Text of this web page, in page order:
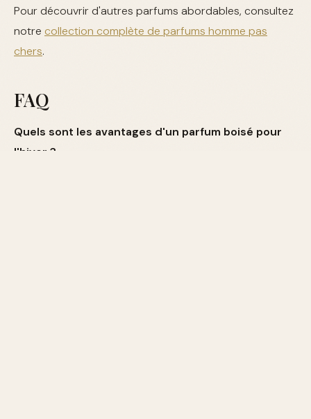
Pour découvrir d'autres parfums abordables, consultez
notre collection complète de parfums homme pas
chers.
FAQ
Quels sont les avantages d'un parfum boisé pour
l'hiver ?